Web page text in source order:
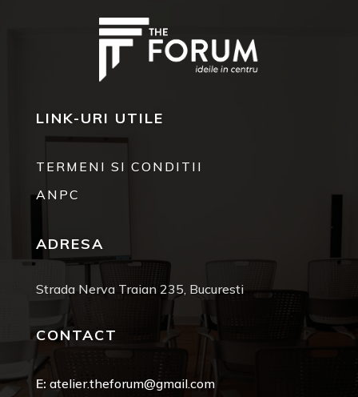
LINK-URI UTILE
TERMENI SI CONDITII
ANPC
ADRESA
Strada Nerva Traian 235, Bucuresti
CONTACT
E: atelier.theforum@gmail.com